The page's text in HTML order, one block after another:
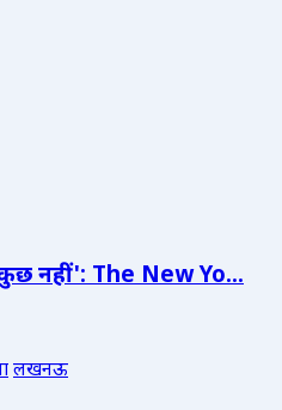
नहीं': The New Yo...
लखनऊ